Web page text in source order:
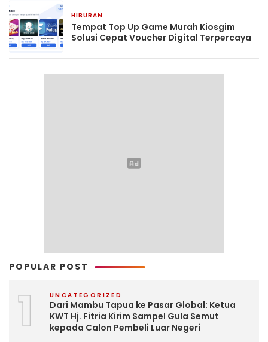
HIBURAN
Tempat Top Up Game Murah Kiosgim
Solusi Cepat Voucher Digital Terpercaya
POPULAR POST
1 UNCATEGORIZED
Dari Mambu Tapua ke Pasar Global: Ketua
KWT Hj. Fitria Kirim Sampel Gula Semut
kepada Calon Pembeli Luar Negeri